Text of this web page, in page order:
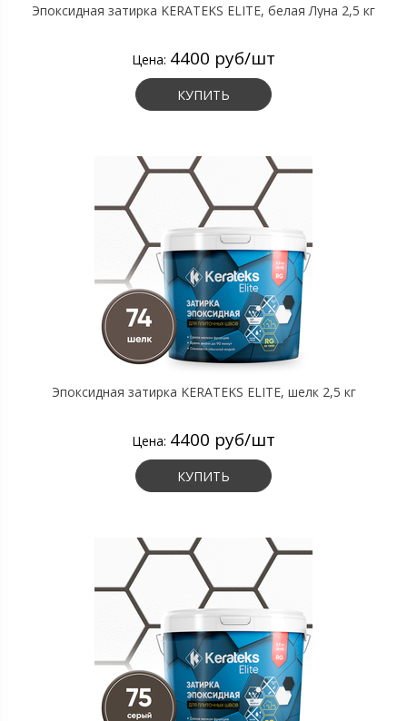
Эпоксидная затирка KERATEKS ELITE, белая Луна 2,5 кг
Цена: 4400 руб/шт
КУПИТЬ
Эпоксидная затирка KERATEKS ELITE, шелк 2,5 кг
Цена: 4400 руб/шт
КУПИТЬ